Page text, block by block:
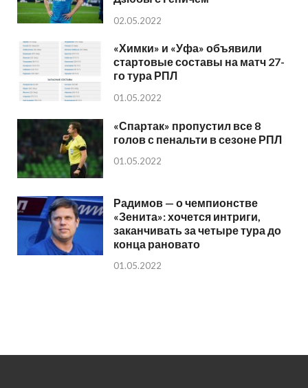
02.05.2022
«Химки» и «Уфа» объявили
стартовые составы на матч 27-
го тура РПЛ
01.05.2022
«Спартак» пропустил все 8
голов с пенальти в сезоне РПЛ
01.05.2022
Радимов — о чемпионстве
«Зенита»: хочется интриги,
заканчивать за четыре тура до
конца рановато
01.05.2022